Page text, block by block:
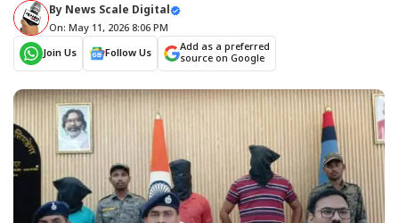
By News Scale Digital
On: May 11, 2026 8:06 PM
Join Us
Follow Us
Add as a preferred
source on Google